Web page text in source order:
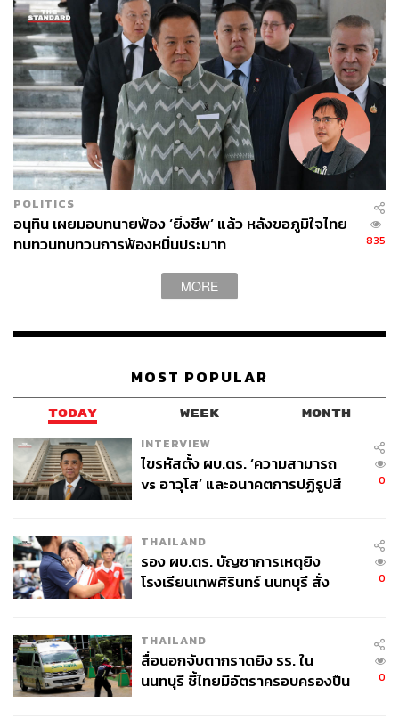
POLITICS
อนุทิน เผยมอบทนายฟ้อง ‘ยิ่งชีพ’ แล้ว หลังขอภูมิใจไทย
ทบทวนทบทวนการฟ้องหมิ่นประมาท
835
MORE
MOST POPULAR
TODAY WEEK MONTH
INTERVIEW
ไขรหัสตั้ง ผบ.ตร. ‘ความสามารถ
vs อาวุโส’ และอนาคตการปฏิรูปสี
0
THAILAND
รอง ผบ.ตร. บัญชาการเหตุยิง
โรงเรียนเทพศิรินทร์ นนทบุรี สั่ง
0
THAILAND
สื่อนอกจับตากราดยิง รร. ใน
นนทบุรี ชี้ไทยมีอัตราครอบครองปืน
0